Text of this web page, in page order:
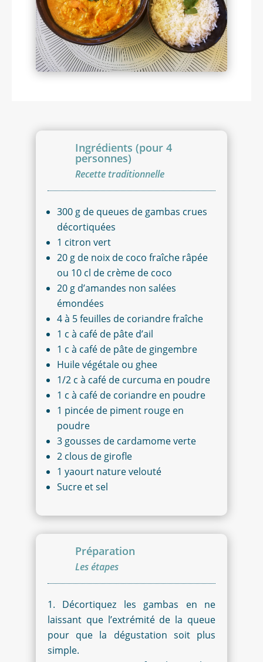
Ingrédients (pour 4
personnes)
Recette traditionnelle
300 g de queues de gambas crues
décortiquées
1 citron vert
20 g de noix de coco fraîche râpée
ou 10 cl de crème de coco
20 g d’amandes non salées
émondées
4 à 5 feuilles de coriandre fraîche
1 c à café de pâte d’ail
1 c à café de pâte de gingembre
Huile végétale ou ghee
1/2 c à café de curcuma en poudre
1 c à café de coriandre en poudre
1 pincée de piment rouge en
poudre
3 gousses de cardamome verte
2 clous de girofle
1 yaourt nature velouté
Sucre et sel
Préparation
Les étapes
Décortiquez les gambas
en ne
laissant que l’extrémité de la queue
pour que la dégustation soit plus
simple.